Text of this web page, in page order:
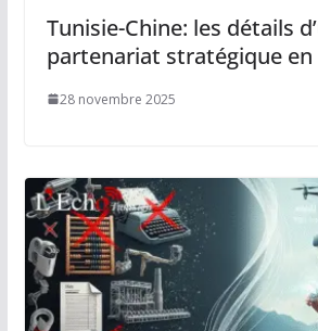
Tunisie-Chine: les détails
partenariat stratégique
28 novembre 2025